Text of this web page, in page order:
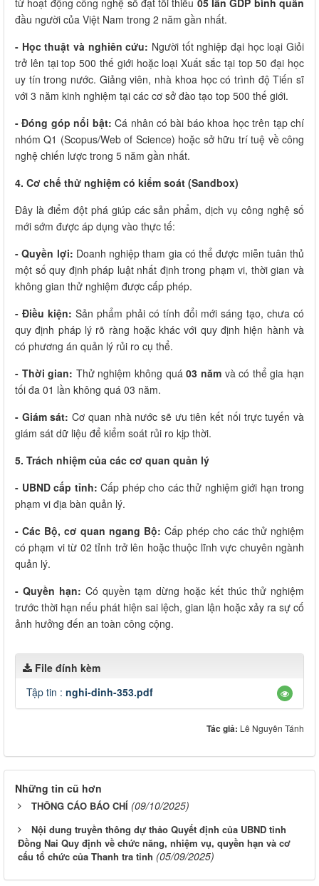
đầu người của Việt Nam trong 2 năm gần nhất.
- Học thuật và nghiên cứu: Người tốt nghiệp đại học loại Giỏi
trở lên tại top 500 thế giới hoặc loại Xuất sắc tại top 50 đại học
uy tín trong nước. Giảng viên, nhà khoa học có trình độ Tiến sĩ
với 3 năm kinh nghiệm tại các cơ sở đào tạo top 500 thế giới.
- Đóng góp nổi bật: Cá nhân có bài báo khoa học trên tạp chí
nhóm Q1 (Scopus/Web of Science) hoặc sở hữu trí tuệ về công
nghệ chiến lược trong 5 năm gần nhất.
4. Cơ chế thử nghiệm có kiểm soát (Sandbox)
Đây là điểm đột phá giúp các sản phẩm, dịch vụ công nghệ số
mới sớm được áp dụng vào thực tế:
- Quyền lợi: Doanh nghiệp tham gia có thể được miễn tuân thủ
một số quy định pháp luật nhất định trong phạm vi, thời gian và
không gian thử nghiệm được cấp phép.
- Điều kiện: Sản phẩm phải có tính đổi mới sáng tạo, chưa có
quy định pháp lý rõ ràng hoặc khác với quy định hiện hành và
có phương án quản lý rủi ro cụ thể.
- Thời gian: Thử nghiệm không quá03 nămvà có thể gia hạn
tối đa 01 lần không quá 03 năm.
- Giám sát: Cơ quan nhà nước sẽ ưu tiên kết nối trực tuyến và
giám sát dữ liệu để kiểm soát rủi ro kịp thời.
5. Trách nhiệm của các cơ quan quản lý
- UBND cấp tỉnh: Cấp phép cho các thử nghiệm giới hạn trong
phạm vi địa bàn quản lý.
- Các Bộ, cơ quan ngang Bộ: Cấp phép cho các thử nghiệm
có phạm vi từ 02 tỉnh trở lên hoặc thuộc lĩnh vực chuyên ngành
quản lý.
- Quyền hạn: Có quyền tạm dừng hoặc kết thúc thử nghiệm
trước thời hạn nếu phát hiện sai lệch, gian lận hoặc xảy ra sự cố
ảnh hưởng đến an toàn công cộng.
File đính kèm
Tập tin : nghi-dinh-353.pdf
Tác giả: Lê Nguyên Tánh
Những tin cũ hơn
THÔNG CÁO BÁO CHÍ (09/10/2025)
Nội dung truyền thông dự thảo Quyết định của UBND tỉnh
Đồng Nai Quy định về chức năng, nhiệm vụ, quyền hạn và cơ
cấu tổ chức của Thanh tra tỉnh (05/09/2025)